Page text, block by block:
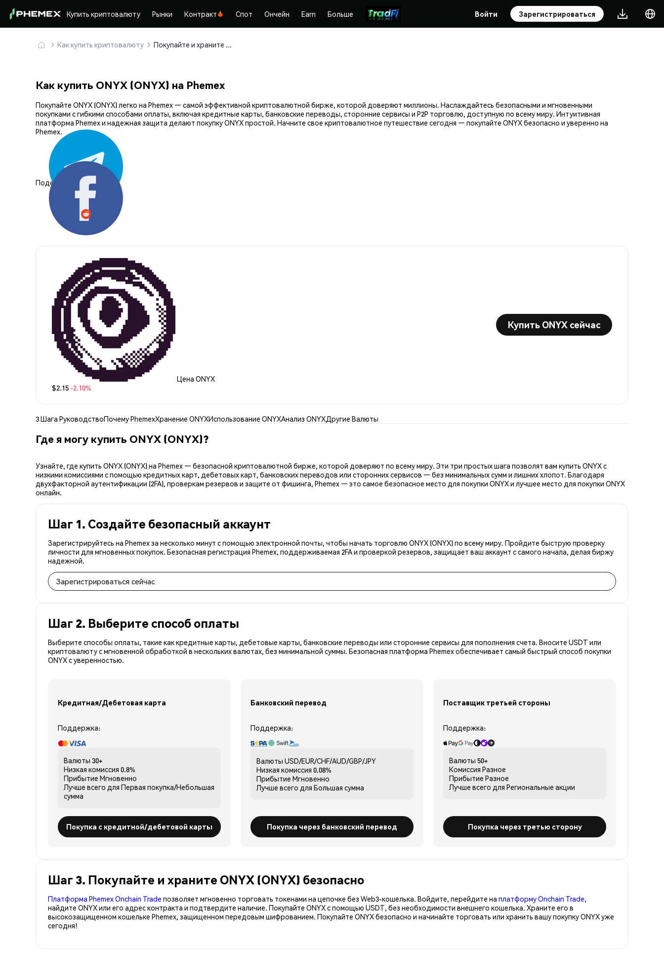
Купить криптовалюту Рынки Контракт Спот Ончейн Earn Больше Войти Зарегистрироваться
Как купить криптовалюту Покупайте и храните ONYX (ONYX) безопасно
Как купить ONYX (ONYX) на Phemex
Покупайте ONYX (ONYX) легко на Phemex — самой эффективной криптовалютной бирже, которой доверяют миллионы. Наслаждайтесь безопасными и мгновенными
покупками с гибкими способами оплаты, включая кредитные карты, банковские переводы, сторонние сервисы и P2P торговлю, доступную по всему миру. Интуитивная
платформа Phemex и надежная защита делают покупку ONYX простой. Начните свое криптовалютное путешествие сегодня — покупайте ONYX безопасно и уверенно на
Phemex.
Поделиться:
Цена ONYX
$2.15 -2.10%
Купить ONYX сейчас
3 Шага РуководствоПочему PhemexХранение ONYXИспользование ONYXАнализ ONYXДругие Валюты
Где я могу купить ONYX (ONYX)?
Узнайте, где купить ONYX (ONYX) на Phemex — безопасной криптовалютной бирже, которой доверяют по всему миру. Эти три простых шага позволят вам купить ONYX с
низкими комиссиями с помощью кредитных карт, дебетовых карт, банковских переводов или сторонних сервисов — без минимальных сумм и лишних хлопот. Благодаря
двухфакторной аутентификации (2FA), проверкам резервов и защите от фишинга, Phemex — это самое безопасное место для покупки ONYX и лучшее место для покупки ONYX
онлайн.
Шаг 1. Создайте безопасный аккаунт
Зарегистрируйтесь на Phemex за несколько минут с помощью электронной почты, чтобы начать торговлю ONYX (ONYX) по всему миру. Пройдите быструю проверку
личности для мгновенных покупок. Безопасная регистрация Phemex, поддерживаемая 2FA и проверкой резервов, защищает ваш аккаунт с самого начала, делая биржу
надежной.
Зарегистрироваться сейчас
Шаг 2. Выберите способ оплаты
Выберите способы оплаты, такие как кредитные карты, дебетовые карты, банковские переводы или сторонние сервисы для пополнения счета. Вносите USDT или
криптовалюту с мгновенной обработкой в нескольких валютах, без минимальной суммы. Безопасная платформа Phemex обеспечивает самый быстрый способ покупки
ONYX с уверенностью.
Кредитная/Дебетовая карта
Поддержка:
Валюты 30+
Низкая комиссия 0.8%
Прибытие Мгновенно
Лучше всего для Первая покупка/Небольшая
сумма
Покупка с кредитной/дебетовой карты
Банковский перевод
Поддержка:
Валюты USD/EUR/CHF/AUD/GBP/JPY
Низкая комиссия 0.08%
Прибытие Мгновенно
Лучше всего для Большая сумма
Покупка через банковский перевод
Поставщик третьей стороны
Поддержка:
Валюты 50+
Комиссия Разное
Прибытие Разное
Лучше всего для Региональные акции
Покупка через третью сторону
Шаг 3. Покупайте и храните ONYX (ONYX) безопасно
Платформа Phemex Onchain Trade позволяет мгновенно торговать токенами на цепочке без Web3-кошелька. Войдите, перейдите на платформу Onchain Trade,
найдите ONYX или его адрес контракта и подтвердите наличие. Покупайте ONYX с помощью USDT, без необходимости внешнего кошелька. Храните его в
высокозащищенном кошельке Phemex, защищенном передовым шифрованием. Покупайте ONYX безопасно и начинайте торговать или хранить вашу покупку ONYX уже
сегодня!